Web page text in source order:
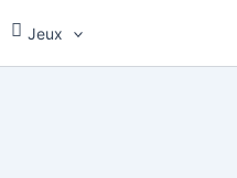
Jeux